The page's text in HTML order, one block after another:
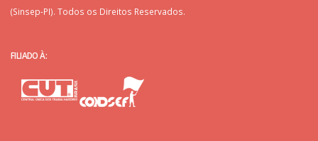
(Sinsep-PI). Todos os Direitos Reservados.
FILIADO À: